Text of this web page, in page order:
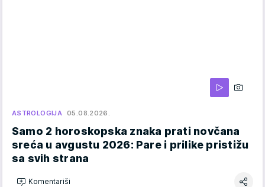
ASTROLOGIJA 05.08.2026.
Samo 2 horoskopska znaka prati novčana
sreća u avgustu 2026: Pare i prilike pristižu
sa svih strana
Komentariši